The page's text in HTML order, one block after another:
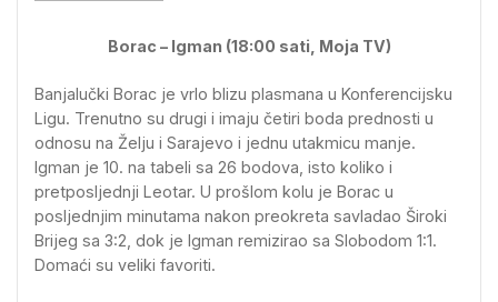
Borac – Igman (18:00 sati, Moja TV)
Banjalučki Borac je vrlo blizu plasmana u Konferencijsku
Ligu. Trenutno su drugi i imaju četiri boda prednosti u
odnosu na Želju i Sarajevo i jednu utakmicu manje.
Igman je 10. na tabeli sa 26 bodova, isto koliko i
pretposljednji Leotar. U prošlom kolu je Borac u
posljednjim minutama nakon preokreta savladao Široki
Brijeg sa 3:2, dok je Igman remizirao sa Slobodom 1:1.
Domaći su veliki favoriti.